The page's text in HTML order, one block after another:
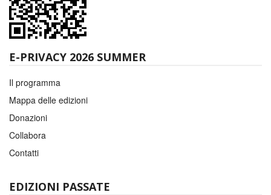
E-PRIVACY 2026 SUMMER
Il programma
Mappa delle edizioni
Donazioni
Collabora
Contatti
EDIZIONI PASSATE